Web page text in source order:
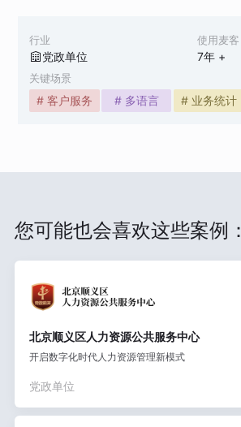
行业
党政单位
使用麦客
7年 +
关键场景
# 客户服务 # 多语言 # 业务统计
您可能也会喜欢这些案例：
北京顺义区人力资源公共服务中心
开启数字化时代人力资源管理新模式
党政单位